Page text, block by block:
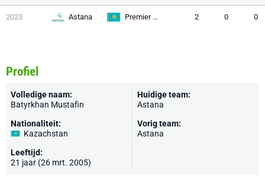
2023 Astana Premier League 2 0 0
Profiel
Volledige naam:
Batyrkhan Mustafin
Nationaliteit:
Kazachstan
Leeftijd:
21 jaar (26 mrt. 2005)
Huidige team:
Astana
Vorig team:
Astana